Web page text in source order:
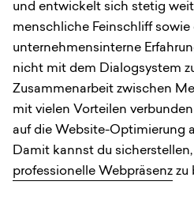
und entwickelt sich stetig
menschliche Feinschliff
unternehmensinterne
nicht mit dem Dialogsystem
Zusammenarbeit zwischen
mit vielen Vorteilen
auf die Website-Optimierung
Damit kannst du
professionelle Webpräsenz zu